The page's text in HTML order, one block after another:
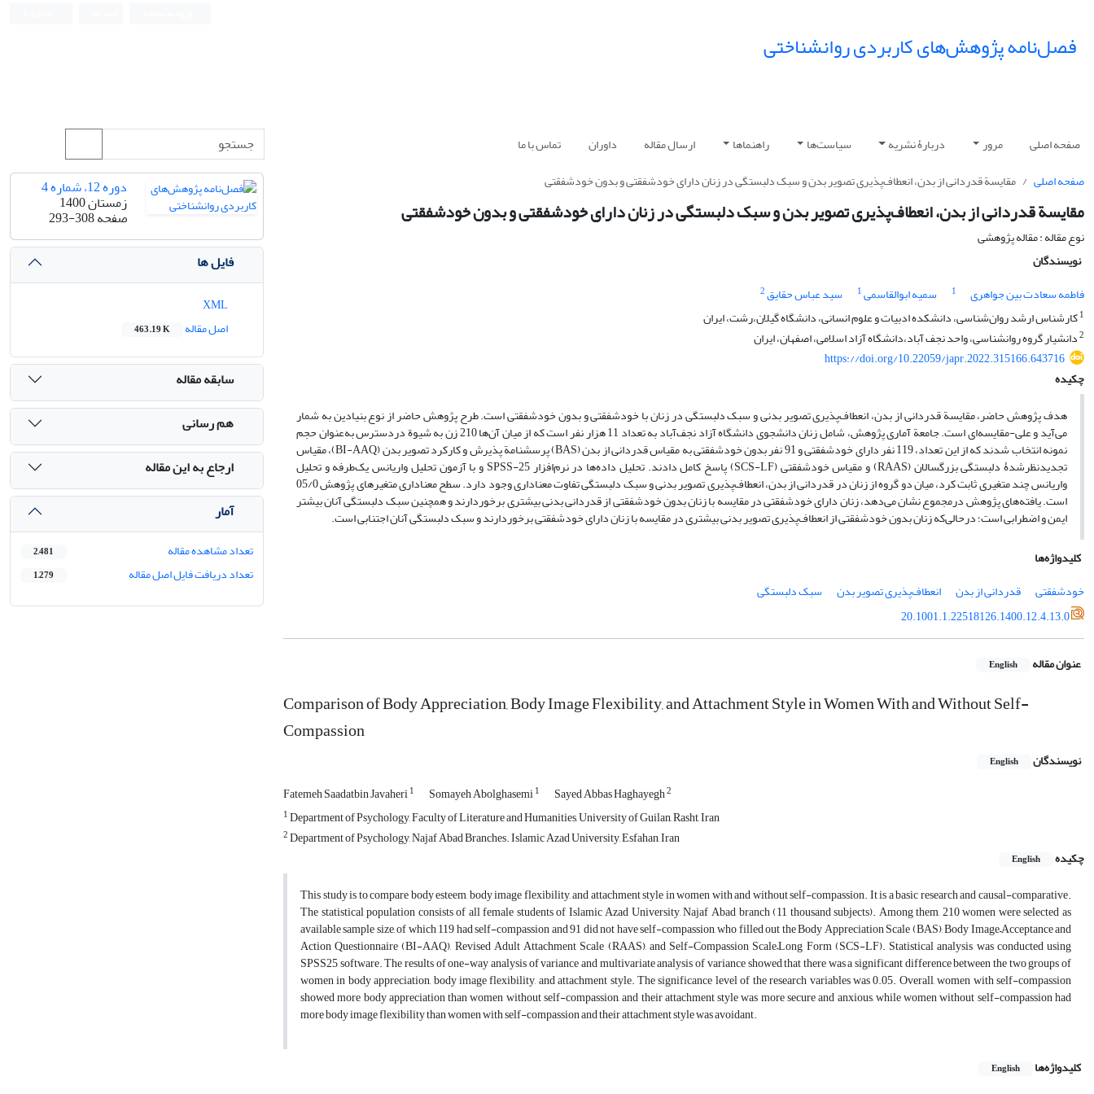
فصل‌نامه پژوهش‌های کاربردی روانشناختی
صفحه اصلی مرور دربارۀ نشریه سیاست‌ها راهنماها ارسال مقاله داوران
تماس با ما
صفحه اصلی
مقایسة قدردانی از بدن، انعطاف‌پذیری تصویر بدن و سبک دلبستگی در زنان دارای خودشفقتی و بدون خودشفقتی
مقایسة قدردانی از بدن، انعطاف‌پذیری تصویر بدن و سبک دلبستگی در زنان دارای خودشفقتی و بدون خودشفقتی
نوع مقاله : مقاله پژوهشی
نویسندگان
فاطمه سعادت بین جواهری
1 سمیه ابوالقاسمی1 سید عباس حقایق2
1کارشناس ارشد روان‌شناسی، دانشکده ادبیات و علوم انسانی، دانشگاه گیلان،رشت، ایران
2دانشیار گروه روانشناسی، واحد نجف آباد،دانشگاه آزاد اسلامی، اصفهان، ایران
https://doi.org/10.22059/japr.2022.315166.643716
چکیده
هدف پژوهش حاضر، مقایسة قدردانی از بدن، انعطاف‌پذیری تصویر بدنی و سبک دلبستگی در زنان با خودشفقتی و بدون خودشفقتی است. طرح پژوهش حاضر از نوع بنیادین به شمار
می‌آید و علی-مقایسه‌ای است. جامعة آماری پژوهش، شامل زنان دانشجوی دانشگاه آزاد نجف‌آباد به تعداد 11 هزار نفر است که از میان آن‌ها 210 زن به شیوة دردسترس به‌عنوان حجم
نمونه انتخاب شدند که از این تعداد، 119 نفر دارای خودشفقتی و 91 نفر بدون خودشفقتی به مقیاس قدردانی از بدن (BAS) پرسشنامة پذیرش و کارکرد تصویر بدن (BI-AAQ)، مقیاس
تجدیدنظرشدۀ دلبستگی بزرگسالان (RAAS) و مقیاس خودشفقتی (SCS-LF) پاسخ کامل دادند. تحلیل داده‌ها در نرم‌افزار SPSS-25 و با آزمون تحلیل واریانس یک‌طرفه و تحلیل
واریانس چند متغیری ثابت کرد، میان دو گروه از زنان در قدردانی از بدن، انعطاف‌پذیری تصویر بدنی و سبک دلبستگی تفاوت معناداری وجود دارد. سطح معناداری متغیرهای پژوهش 05/0
است. یافته‌های پژوهش درمجموع نشان می‌دهد، زنان دارای خودشفقتی در مقایسه با زنان بدون خودشفقتی از قدردانی بدنی بیشتری برخوردارند و همچنین سبک دلبستگی آنان بیشتر
ایمن و اضطرابی است؛ درحالی‌که زنان بدون خودشفقتی از انعطاف‌پذیری تصویر بدنی بیشتری در مقایسه با زنان دارای خودشفقتی برخوردارند و سبک دلبستگی آنان اجتنابی است.
کلیدواژه‌ها
خودشفقتی
قدردانی از بدن انعطاف‌پذیری تصویر بدن
سبک دلبستگی
20.1001.1.22518126.1400.12.4.13.0
عنوان مقاله English
Comparison of Body Appreciation, Body Image Flexibility, and Attachment Style in Women With and Without Self-
Compassion
نویسندگان English
Fatemeh Saadatbin Javaheri1 Somayeh Abolghasemi1 Sayed Abbas Haghayegh2
1Department of Psychology, Faculty of Literature and Humanities, University of Guilan, Rasht, Iran
2Department of Psychology, Najaf Abad Branches. Islamic Azad University, Esfahan, Iran
چکیده
English
This study is to compare body esteem, body image flexibility, and attachment style in women with and without self-compassion. It is a basic research and causal-comparative.
The statistical population consists of all female students of Islamic Azad University, Najaf Abad branch (11 thousand subjects). Among them, 210 women were selected as
available sample size, of which 119 had self-compassion and 91 did not have self-compassion, who filled out the Body Appreciation Scale (BAS), Body Image–Acceptance and
Action Questionnaire (BI-AAQ), Revised Adult Attachment Scale (RAAS), and Self-Compassion Scale–Long Form (SCS-LF). Statistical analysis was conducted using
SPSS25 software. The results of one-way analysis of variance and multivariate analysis of variance showed that there was a significant difference between the two groups of
women in body appreciation, body image flexibility, and attachment style. The significance level of the research variables was 0.05. Overall, women with self-compassion
showed more body appreciation than women without self-compassion, and their attachment style was more secure and anxious, while women without self-compassion had
more body image flexibility than women with self-compassion and their attachment style was avoidant.
کلیدواژه‌ها English
دوره 12، شماره 4
زمستان 1400
صفحه293-308
فایل ها
اصل مقاله
463.19 K
سابقه مقاله
هم رسانی
ارجاع به این مقاله
آمار
تعداد مشاهده مقاله 2,481
تعداد دریافت فایل اصل مقاله 1,279